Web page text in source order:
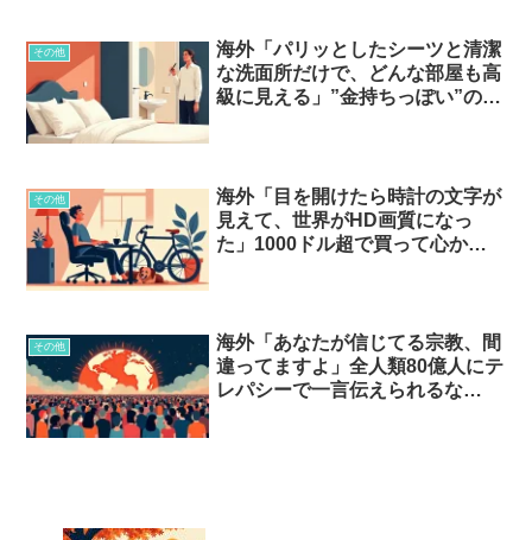
その他
海外「パリッとしたシーツと清潔
な洗面所だけで、どんな部屋も高
級に見える」”金持ちっぽい”の正
その他
海外「目を開けたら時計の文字が
見えて、世界がHD画質になっ
た」1000ドル超で買って心から
その他
海外「あなたが信じてる宗教、間
違ってますよ」全人類80億人にテ
レパシーで一言伝えられるな